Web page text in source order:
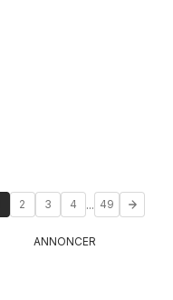
2 3 4 ... 49
ANNONCER